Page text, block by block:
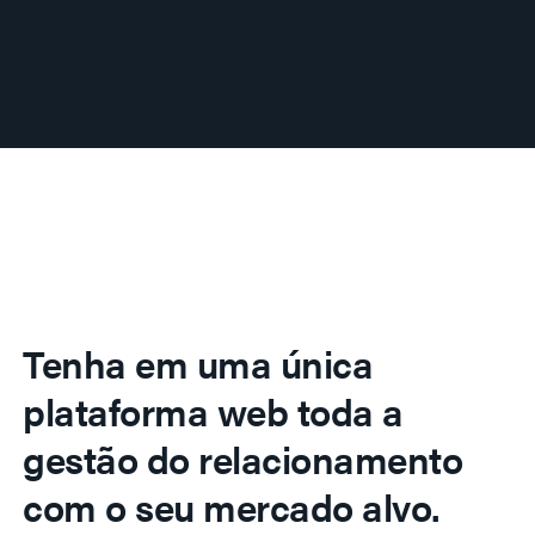
Tenha em uma única
plataforma web toda a
gestão do relacionamento
com o seu mercado alvo.